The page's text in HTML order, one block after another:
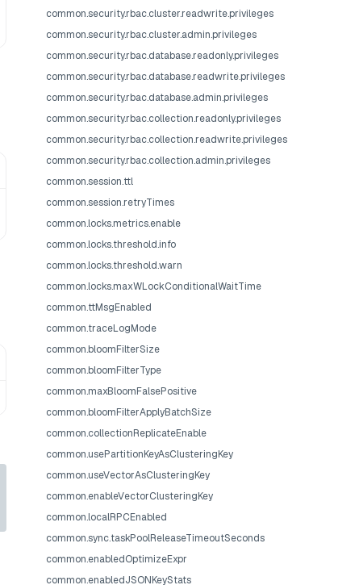
common.security.rbac.cluster.readwrite.privileges
common.security.rbac.cluster.admin.privileges
common.security.rbac.database.readonly.privileges
common.security.rbac.database.readwrite.privileges
common.security.rbac.database.admin.privileges
common.security.rbac.collection.readonly.privileges
common.security.rbac.collection.readwrite.privileges
common.security.rbac.collection.admin.privileges
common.session.ttl
common.session.retryTimes
common.locks.metrics.enable
common.locks.threshold.info
common.locks.threshold.warn
common.locks.maxWLockConditionalWaitTime
common.ttMsgEnabled
common.traceLogMode
common.bloomFilterSize
common.bloomFilterType
common.maxBloomFalsePositive
common.bloomFilterApplyBatchSize
common.collectionReplicateEnable
common.usePartitionKeyAsClusteringKey
common.useVectorAsClusteringKey
common.enableVectorClusteringKey
common.localRPCEnabled
common.sync.taskPoolReleaseTimeoutSeconds
common.enabledOptimizeExpr
common.enabledJSONKeyStats